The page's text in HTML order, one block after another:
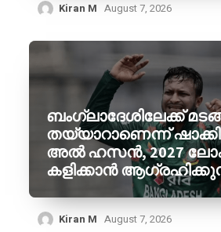
Kiran M August 7, 2026
ബംഗ്ലാദേശിലേക്ക്
തയ്യാറാണെന്ന്
അൽ ഹസൻ, 2027
കളിക്കാൻ
Kiran M August 7, 2026